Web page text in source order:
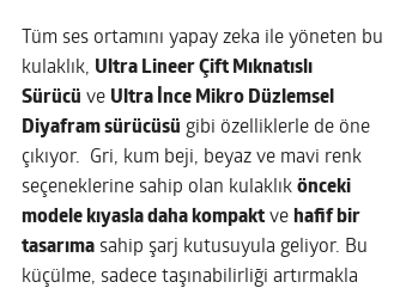
Tüm ses ortamını yapay zeka ile yöneten bu
kulaklık, Ultra Lineer Çift Mıknatıslı
Sürücü ve Ultra İnce Mikro Düzlemsel
Diyafram sürücüsü gibi özelliklerle de öne
çıkıyor. Gri, kum beji, beyaz ve mavi renk
seçeneklerine sahip olan kulaklık önceki
modele kıyasla daha kompakt ve hafif bir
tasarıma sahip şarj kutusuyula geliyor. Bu
küçülme, sadece taşınabilirliği artırmakla